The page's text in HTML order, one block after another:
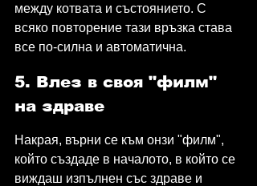
между котвата и състоянието. С
всяко повторение тази връзка става
все по-силна и автоматична.
5. Влез в своя "филм"
на здраве
Накрая, върни се към онзи "филм",
който създаде в началото, в който се
виждаш изпълнен със здраве и